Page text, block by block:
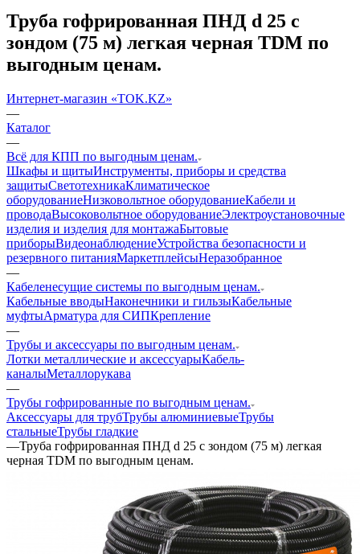
Труба гофрированная ПНД d 25 с
зондом (75 м) легкая черная TDM по
выгодным ценам.
Интернет-магазин «TOK.KZ»
—
Каталог
—
Всё для КПП по выгодным ценам.
Шкафы и щитыИнструменты, приборы и средства
защитыСветотехникаКлиматическое
оборудованиеНизковольтное оборудованиеКабели и
проводаВысоковольтное оборудованиеЭлектроустановочные
изделия и изделия для монтажаБытовые
приборыВидеонаблюдениеУстройства безопасности и
резервного питанияМаркетплейсыНеразобранное
—
Кабеленесущие системы по выгодным ценам.
Кабельные вводыНаконечники и гильзыКабельные
муфтыАрматура для СИПКрепление
—
Трубы и аксессуары по выгодным ценам.
Лотки металлические и аксессуарыКабель-
каналыМеталлорукава
—
Трубы гофрированные по выгодным ценам.
Аксессуары для трубТрубы алюминиевыеТрубы
стальныеТрубы гладкие
—Труба гофрированная ПНД d 25 с зондом (75 м) легкая
черная TDM по выгодным ценам.